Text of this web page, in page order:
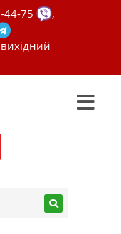
44-75
,